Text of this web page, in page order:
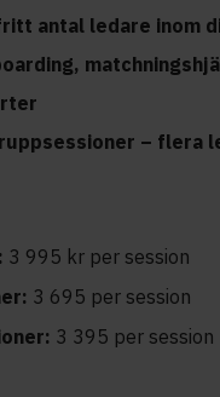
antal ledare inom
– flera
3 995 kr per session
3 695 per session
3 395 per session